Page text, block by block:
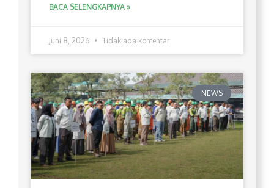
BACA SELENGKAPNYA »
Juni 8, 2026 Tidak ada komentar
NEWS